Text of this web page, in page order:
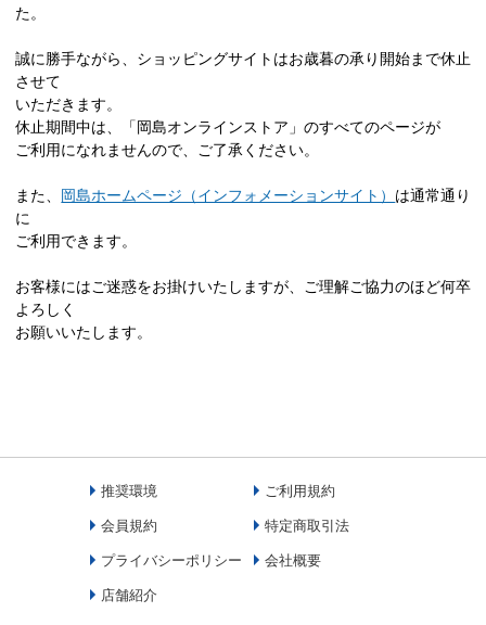
た。
誠に勝手ながら、ショッピングサイトはお歳暮の承り開始まで休止
させて
いただきます。
休止期間中は、「岡島オンラインストア」のすべてのページが
ご利用になれませんので、ご了承ください。
また、 岡島ホームページ（インフォメーションサイト） は通常通り
に
ご利用できます。
お客様にはご迷惑をお掛けいたしますが、ご理解ご協力のほど何卒
よろしく
お願いいたします。
推奨環境 ご利用規約
会員規約 特定商取引法
プライバシーポリシー 会社概要
店舗紹介